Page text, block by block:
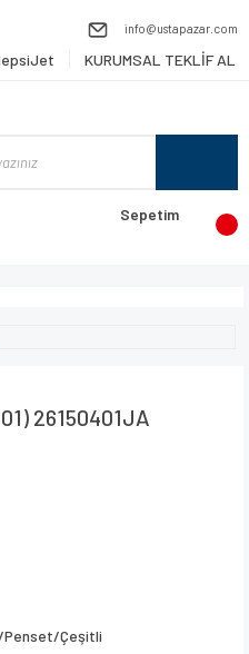
info@ustapazar.com
KURUMSAL TEKLİF AL
Sepetim
26150401JA
Penset/Çeşitli